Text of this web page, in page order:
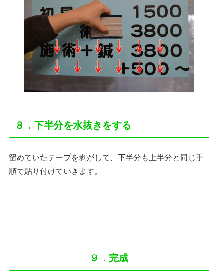
８．下半分を水抜きをする
留めていたテープを剥がして、下半分も上半分と同じ手
順で貼り付けていきます。
９．完成